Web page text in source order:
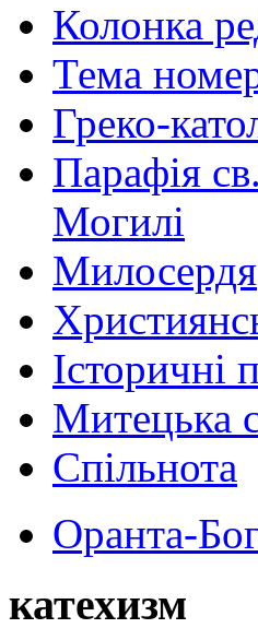
Колонка
Тема
Греко-
Парафія
Могилі
Милосердя
Історичні
Митецька
Спільнота
Оранта-
катехизм